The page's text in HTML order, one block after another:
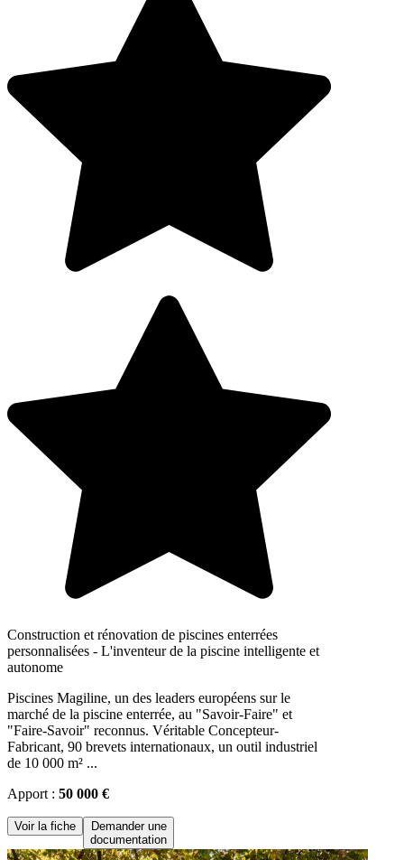
Construction et rénovation de piscines enterrées
personnalisées - L'inventeur de la piscine intelligente et
autonome
Piscines Magiline, un des leaders européens sur le
marché de la piscine enterrée, au "Savoir-Faire" et
"Faire-Savoir" reconnus. Véritable Concepteur-
Fabricant, 90 brevets internationaux, un outil industriel
de 10 000 m² ...
Apport : 50 000 €
Voir la fiche
Demander une
documentation